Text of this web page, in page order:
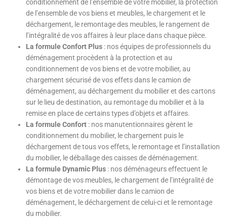
conditionnement de l’ensemble de votre mobilier, la protection
de l’ensemble de vos biens et meubles, le chargement et le
déchargement, le remontage des meubles, le rangement de
l’intégralité de vos affaires à leur place dans chaque pièce.
La formule Confort Plus : nos équipes de professionnels du
déménagement procèdent à la protection et au
conditionnement de vos biens et de votre mobilier, au
chargement sécurisé de vos effets dans le camion de
déménagement, au déchargement du mobilier et des cartons
sur le lieu de destination, au remontage du mobilier et à la
remise en place de certains types d’objets et affaires.
La formule Confort : nos manutentionnaires gèrent le
conditionnement du mobilier, le chargement puis le
déchargement de tous vos effets, le remontage et l’installation
du mobilier, le déballage des caisses de déménagement.
La formule Dynamic Plus : nos déménageurs effectuent le
démontage de vos meubles, le chargement de l’intégralité de
vos biens et de votre mobilier dans le camion de
déménagement, le déchargement de celui-ci et le remontage
du mobilier.